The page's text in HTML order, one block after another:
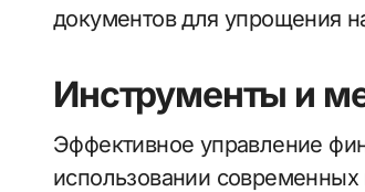
документов для упрощения
Инструменты и
Эффективное управление
использовании